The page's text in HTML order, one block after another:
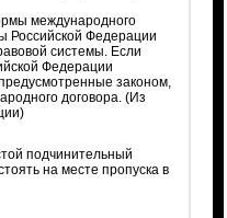
международного
Российской Федерации
системы. Если
Федерации
законом,
договора. (Из
подчинительный
на месте пропуска в